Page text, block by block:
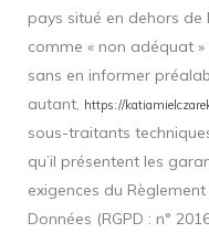
pays situé en dehors de
comme « non adéquat
sans en informer
autant, https://
sous-traitants
qu’il présentent les
exigences du
Données (RGPD : n°